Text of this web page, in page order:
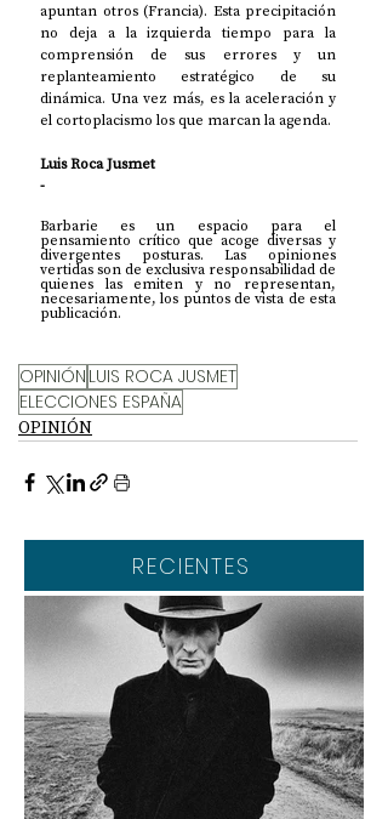
apuntan otros (Francia). Esta precipitación
no deja a la izquierda tiempo para la
comprensión de sus errores y un
replanteamiento estratégico de su
dinámica. Una vez más, es la aceleración y
el cortoplacismo los que marcan la agenda.
Luis Roca Jusmet
-
Barbarie es un espacio para el
pensamiento crítico que acoge diversas y
divergentes posturas. Las opiniones
vertidas son de exclusiva responsabilidad de
quienes las emiten y no representan,
necesariamente, los puntos de vista de esta
publicación.
OPINIÓN LUIS ROCA JUSMET
ELECCIONES ESPAÑA
OPINIÓN
RECIENTES